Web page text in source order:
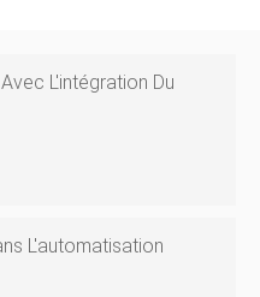
L'intégration Du
L'automatisation